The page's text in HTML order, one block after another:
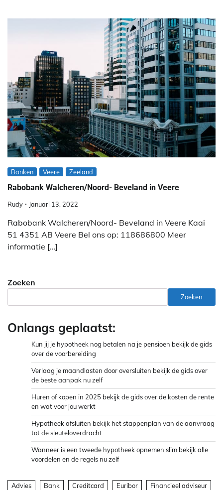
Banken Veere Zeeland
Rabobank Walcheren/Noord- Beveland in Veere
Rudy Januari 13, 2022
Rabobank Walcheren/Noord- Beveland in Veere Kaai
51 4351 AB Veere Bel ons op: 118686800 Meer
informatie […]
Zoeken
Zoeken
Onlangs geplaatst:
Kun jij je hypotheek nog betalen na je pensioen bekijk de gids
over de voorbereiding
Verlaag je maandlasten door oversluiten bekijk de gids over
de beste aanpak nu zelf
Huren of kopen in 2025 bekijk de gids over de kosten de rente
en wat voor jou werkt
Hypotheek afsluiten bekijk het stappenplan van de aanvraag
tot de sleuteloverdracht
Wanneer is een tweede hypotheek opnemen slim bekijk alle
voordelen en de regels nu zelf
Advies Bank Creditcard Euribor
Financieel adviseur